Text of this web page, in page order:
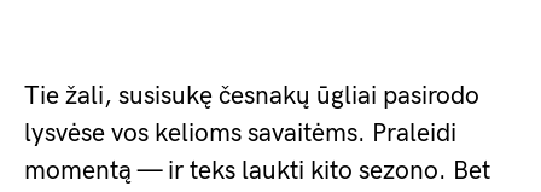
Tie žali, susisukę česnakų ūgliai pasirodo
lysvėse vos kelioms savaitėms. Praleidi
momentą — ir teks laukti kito sezono. Bet